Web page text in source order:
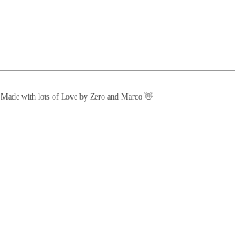
Made with lots of Love by Zero and Marco 👋